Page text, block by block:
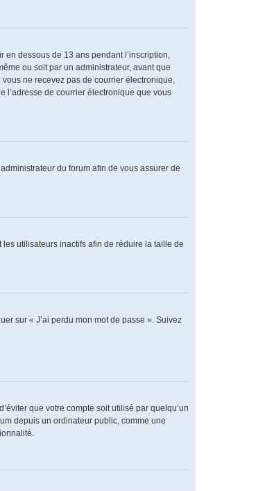
en dessous de 13 ans pendant l’inscription,
ou soit par un administrateur, avant que
ne recevez pas de courrier électronique,
l’adresse de courrier électronique que vous
du forum afin de vous assurer de
utilisateurs inactifs afin de réduire la taille de
sur « J’ai perdu mon mot de passe ». Suivez
que votre compte soit utilisé par quelqu’un
depuis un ordinateur public, comme une